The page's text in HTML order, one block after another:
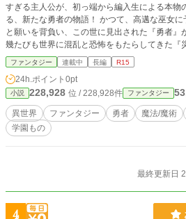
すぎる主人公が、初っ端から編入生による本物
る、新たな勇者の物語！ かつて、高邁な巫女に予言され、世界中の人々の期待
と願いを背負い、この世に見出された『勇者』がいた。 突如世に現
幾たびも世界に混乱と恐怖をもたらしてきた『災厄の魔女』
されしその『災厄の魔女』を、見事に予言され
ち果たす。 未曾有の危機から世界を救ったその
て大英雄となった勇者。 しかしながら、『災厄の魔女』が討たれ、平和が訪れ
たことに湧く人々をよそに、平和の立役者であ
消息を断ったことに気づくものはいなかった。 時は過ぎ、世界が平穏を取り戻
し、人々は安穏とした日々のなかで平和を享受し始
英雄として祭りあげられながら、その存在が人
からある少女が編入してきたことで再び刻の歯車が動き出
ドタバタな日々は、はたしてどのような世界へ
ファンタジー 連載中 長編 R15
24h.ポイント 0pt
小説 228,928 位 / 228,928件 ファンタジー
異世界 ファンタジー 勇者 魔法/魔術
学園もの
最終更新日
4